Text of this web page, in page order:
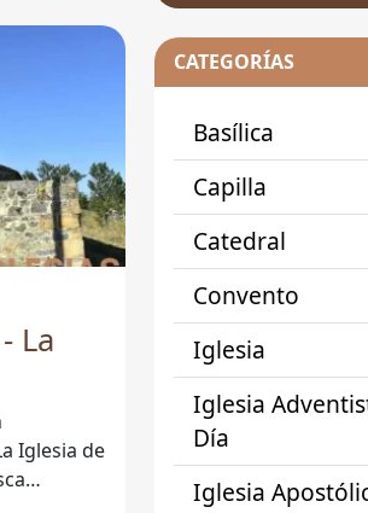
La
CATEGORÍAS
Basílica
Capilla
Catedral
Convento
Iglesia
Iglesia
Día
Iglesia